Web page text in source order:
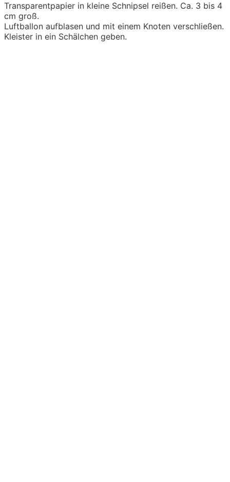
Transparentpapier in kleine Schnipsel reißen. Ca. 3 bis 4
cm groß.
Luftballon aufblasen und mit einem Knoten verschließen.
Kleister in ein Schälchen geben.